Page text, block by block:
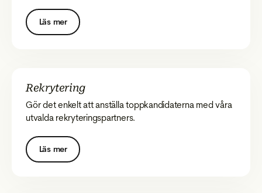
Läs mer
Rekrytering
Gör det enkelt att anställa toppkandidaterna med våra
utvalda rekryteringspartners.
Läs mer